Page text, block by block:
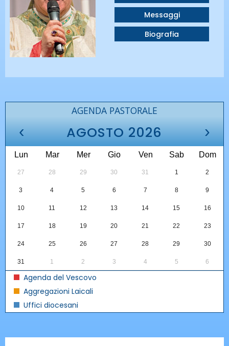
Messaggi
Biografia
AGENDA PASTORALE
‹ AGOSTO 2026 ›
Lun Mar Mer Gio Ven Sab Dom
27 28 29 30 31 1 2
3 4 5 6 7 8 9
10 11 12 13 14 15 16
17 18 19 20 21 22 23
24 25 26 27 28 29 30
31 1 2 3 4 5 6
Agenda del Vescovo
Aggregazioni Laicali
Uffici diocesani